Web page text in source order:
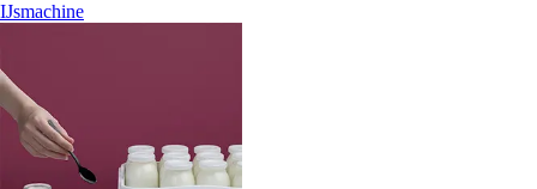
IJsmachine